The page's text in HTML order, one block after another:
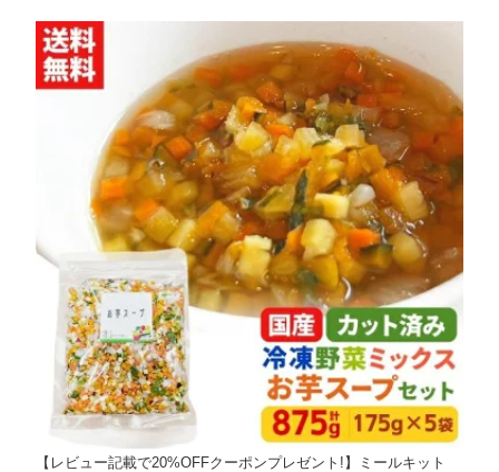
【レビュー記載で20%OFFクーポンプレゼント!】ミールキット